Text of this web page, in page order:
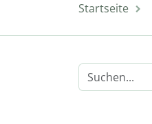
Startseite